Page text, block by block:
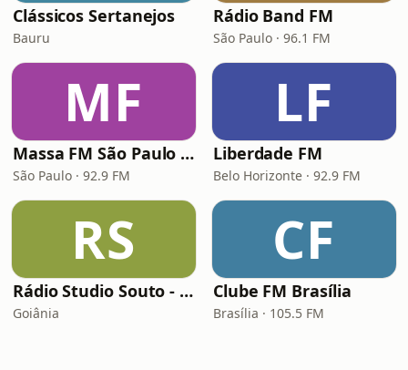
Clássicos Sertanejos
Bauru
Rádio Band FM
São Paulo · 96.1 FM
MF
Massa FM São Paulo 92.9
São Paulo · 92.9 FM
LF
Liberdade FM
Belo Horizonte · 92.9 FM
RS
Rádio Studio Souto - Sertaneja
Goiânia
CF
Clube FM Brasília
Brasília · 105.5 FM